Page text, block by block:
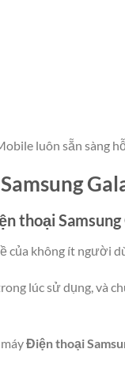
luôn sẵn sàng
thoại
của không ít người
lúc sử dụng, và
Điện thoại